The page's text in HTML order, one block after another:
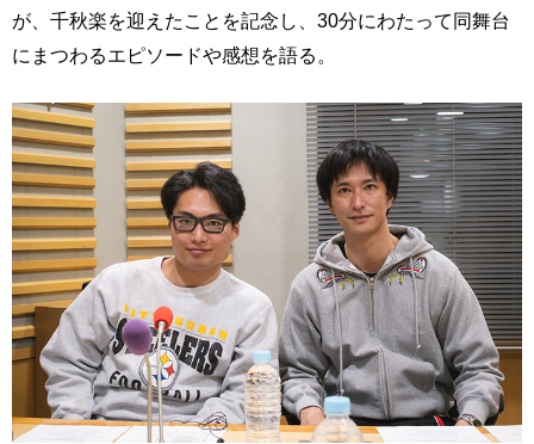
が、千秋楽を迎えたことを記念し、30分にわたって同舞台
にまつわるエピソードや感想を語る。